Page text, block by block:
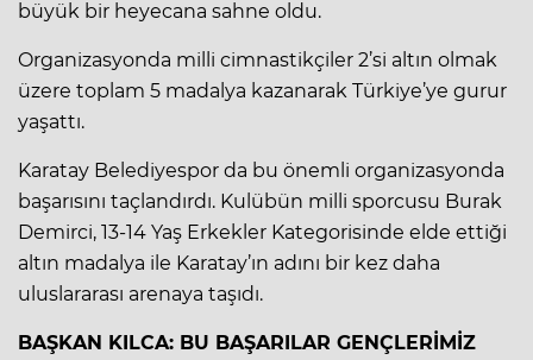
büyük bir heyecana sahne oldu.
Organizasyonda milli cimnastikçiler 2’si altın olmak
üzere toplam 5 madalya kazanarak Türkiye’ye gurur
yaşattı.
Karatay Belediyespor da bu önemli organizasyonda
başarısını taçlandırdı. Kulübün milli sporcusu Burak
Demirci, 13-14 Yaş Erkekler Kategorisinde elde ettiği
altın madalya ile Karatay’ın adını bir kez daha
uluslararası arenaya taşıdı.
BAŞKAN KILCA: BU BAŞARILAR GENÇLERİMİZ